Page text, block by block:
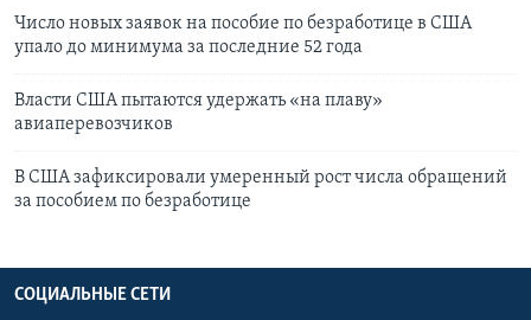
Число новых заявок на пособие по безработице в США
упало до минимума за последние 52 года
Власти США пытаются удержать «на плаву»
авиаперевозчиков
В США зафиксировали умеренный рост числа обращений
за пособием по безработице
СОЦИАЛЬНЫЕ СЕТИ